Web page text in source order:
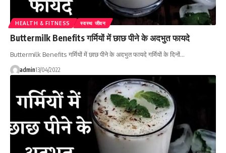
HEALTH & FITNESS स्वस्थ जीवन
Buttermilk Benefits गर्मियों में छाछ पीने के अदभुत फायदे
Buttermilk Benefits गर्मियों में छाछ पीने के अदभुत फायदे गर्मियों के दिनों…
admin13/04/2022